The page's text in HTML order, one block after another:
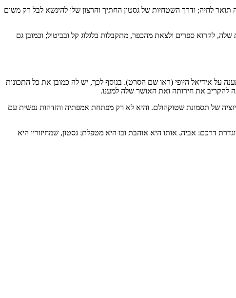
לחיה; ודרך השטחיות של גסטון החתיך והרצון שלו להינשא לבל רק משום
לקרוא ספרים ולצאת מהכפר, מתקבלות בלגלוג קל ובביטול; וכמובן גם
על אידיאל היופי (ראו שם הסרט). בנוסף לכך, יש לה כמובן את כל התכונות
להקריב את חירותה ואת האושר שלה למענו.
של תסמונת שטוקהולם. והיא לא רק מפתחת אמפתיה והזדהות נפשית עם
דרכם: אביה, אותו היא אוהבת ובו היא מטפלת; גסטון, שמחיזוריו היא